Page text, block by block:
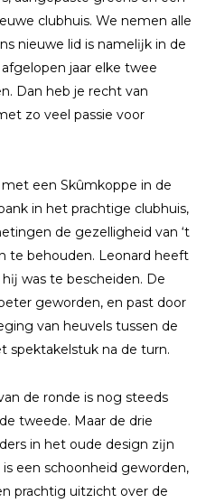
clubhuis. We nemen alle
nieuwe lid is namelĳk in de
jaar elke twee
Dan heb je recht van
zo veel passie voor
een Skûmkoppe in de
in het prachtige clubhuis,
de gezelligheid van ‘t
te behouden. Leonard heeft
was te bescheiden. De
geworden, en past door
van heuvels tussen de
spektakelstuk na de turn.
de ronde is nog steeds
tweede. Maar de drie
in het oude design zĳn
een schoonheid geworden,
prachtig uitzicht over de